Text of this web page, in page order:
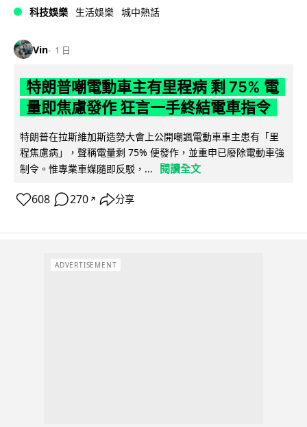
科技娛樂 生活娛樂 城中熱話
Vin 1 日
特朗普嘲電動車主有里程病 剩 75% 電
量即焦慮發作 狂言一手終結電車指令
特朗普在拉斯維加斯造勢大會上公開嘲諷電動車車主患有「里
程焦慮病」，聲稱電量剩 75% 便發作，並重申已廢除電動車強
制令。惟專業車媒隨即反駁，...
閱讀全文
608 270 ↗ 分享
ADVERTISEMENT